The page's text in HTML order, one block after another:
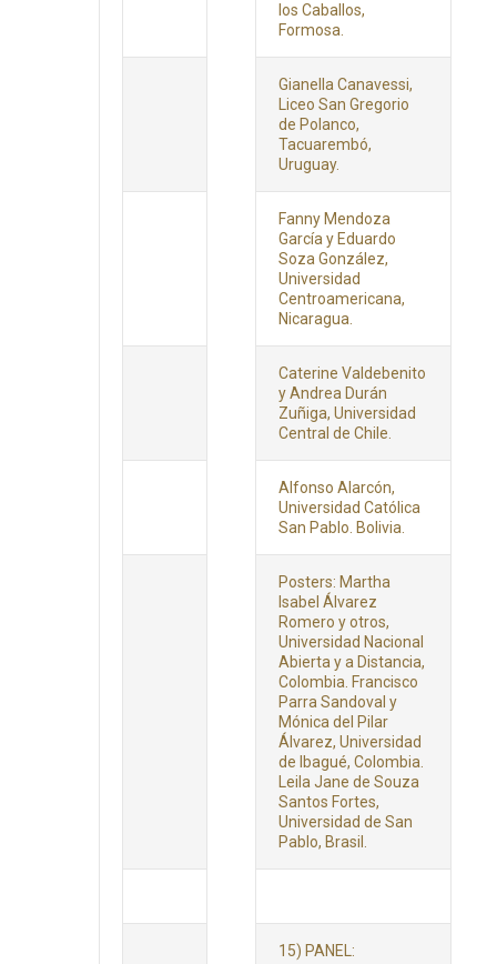
los Caballos,
Formosa.
Gianella Canavessi,
Liceo San Gregorio
de Polanco,
Tacuarembó,
Uruguay.
Fanny Mendoza
García y Eduardo
Soza González,
Universidad
Centroamericana,
Nicaragua.
Caterine Valdebenito
y Andrea Durán
Zuñiga, Universidad
Central de Chile.
Alfonso Alarcón,
Universidad Católica
San Pablo. Bolivia.
Posters: Martha
Isabel Álvarez
Romero y otros,
Universidad Nacional
Abierta y a Distancia,
Colombia. Francisco
Parra Sandoval y
Mónica del Pilar
Álvarez, Universidad
de Ibagué, Colombia.
Leila Jane de Souza
Santos Fortes,
Universidad de San
Pablo, Brasil.
15) PANEL: